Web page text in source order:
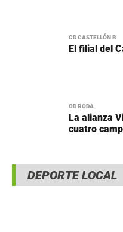
CD CASTELLÓN B
El filial del
CD RODA
La alianza
cuatro
DEPORTE LOCAL